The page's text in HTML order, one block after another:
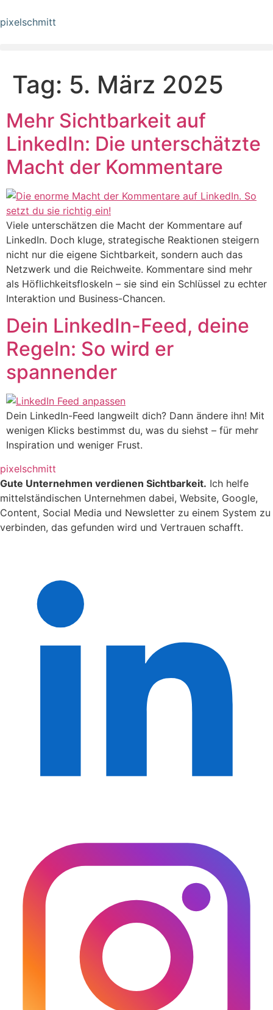
pixelschmitt
Tag: 5. März 2025
Mehr Sichtbarkeit auf
LinkedIn: Die unterschätzte
Macht der Kommentare
Viele unterschätzen die Macht der Kommentare auf
LinkedIn. Doch kluge, strategische Reaktionen steigern
nicht nur die eigene Sichtbarkeit, sondern auch das
Netzwerk und die Reichweite. Kommentare sind mehr
als Höflichkeitsfloskeln – sie sind ein Schlüssel zu echter
Interaktion und Business-Chancen.
Dein LinkedIn-Feed, deine
Regeln: So wird er
spannender
Dein LinkedIn-Feed langweilt dich? Dann ändere ihn! Mit
wenigen Klicks bestimmst du, was du siehst – für mehr
Inspiration und weniger Frust.
pixelschmitt
Gute Unternehmen verdienen Sichtbarkeit. Ich helfe
mittelständischen Unternehmen dabei, Website, Google,
Content, Social Media und Newsletter zu einem System zu
verbinden, das gefunden wird und Vertrauen schafft.